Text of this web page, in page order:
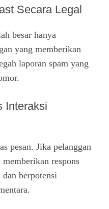
Secara Legal
besar hanya
yang memberikan
laporan spam yang
Interaksi
pesan. Jika pelanggan
respons
berpotensi